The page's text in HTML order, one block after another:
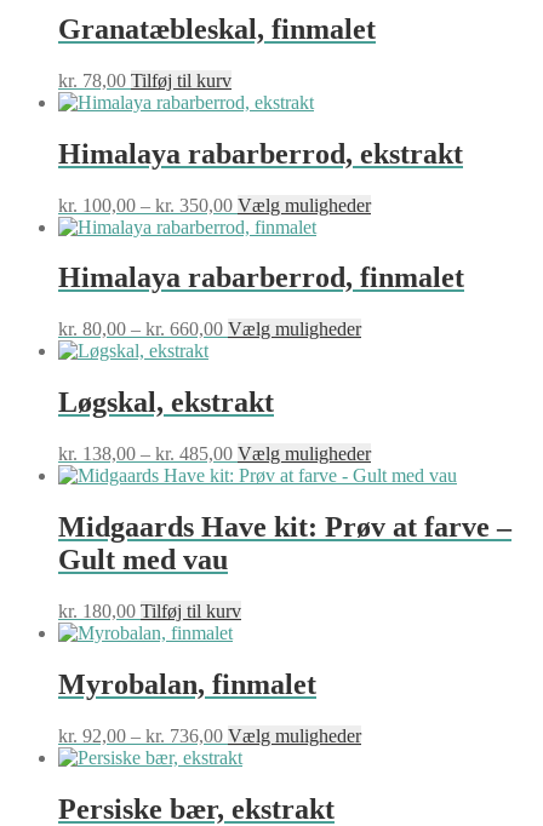
Granatæbleskal, finmalet
kr. 78,00 Tilføj til kurv
Himalaya rabarberrod, ekstrakt
kr. 100,00 – kr. 350,00Prisinterval:
kr. 100,00
kr. 350,00
Vælg mulighederDette
flere
varianter.
Himalaya rabarberrod, finmalet
kr. 80,00 – kr. 660,00Prisinterval:
kr. 660,00
Vælg mulighederDette
kan
vælges
varesiden
Løgskal, ekstrakt
kr. 138,00 – kr. 485,00Prisinterval:
kr. 138,00
kr. 485,00
Vælg mulighederDette
vare
varianter.
Midgaards Have kit: Prøv at farve –
Gult med vau
kr. 180,00 Tilføj til kurv
Myrobalan, finmalet
kr. 92,00 – kr. 736,00Prisinterval:
kr. 92,00
kr. 736,00
Vælg mulighederDette
Persiske bær, ekstrakt